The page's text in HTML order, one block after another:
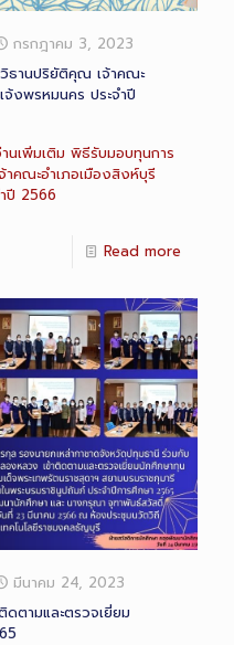
กรกฎาคม 3, 2023
ธานปริยัติคุณ เจ้าคณะ
จ้งพรหมนคร ประจำปี
นเพิ่มเติม พิธีรับมอบทุนการ
คณะอำเภอเมืองสิงห์บุรี
ปี 2566
Read more
มีนาคม 24, 2023
ดตามและตรวจเยี่ยม